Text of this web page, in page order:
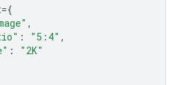
={
,
: "5:4" ,
:
"2K"